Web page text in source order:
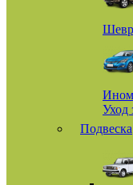
Уход
Подвеска